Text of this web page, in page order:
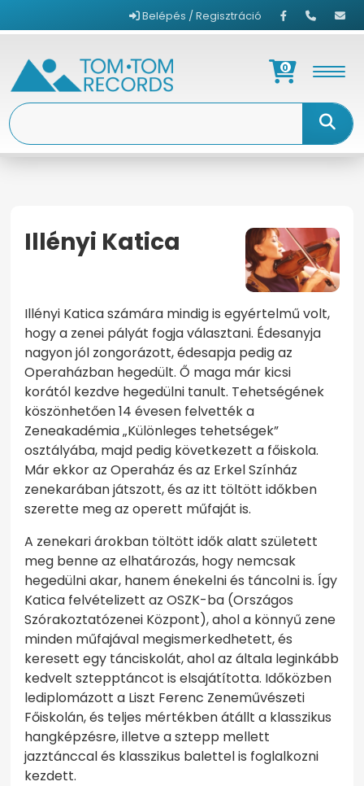
Belépés / Regisztráció
0
Illényi Katica
Illényi Katica számára mindig is egyértelmű volt,
hogy a zenei pályát fogja választani. Édesanyja
nagyon jól zongorázott, édesapja pedig az
Operaházban hegedült. Ő maga már kicsi
korától kezdve hegedülni tanult. Tehetségének
köszönhetően 14 évesen felvették a
Zeneakadémia „Különleges tehetségek”
osztályába, majd pedig következett a főiskola.
Már ekkor az Operaház és az Erkel Színház
zenekarában játszott, és az itt töltött időkben
szerette meg az operett műfaját is.
A zenekari árokban töltött idők alatt született
meg benne az elhatározás, hogy nemcsak
hegedülni akar, hanem énekelni és táncolni is. Így
Katica felvételizett az OSZK-ba (Országos
Szórakoztatózenei Központ), ahol a könnyű zene
minden műfajával megismerkedhetett, és
keresett egy tánciskolát, ahol az általa leginkább
kedvelt sztepptáncot is elsajátította. Időközben
lediplomázott a Liszt Ferenc Zeneművészeti
Főiskolán, és teljes mértékben átállt a klasszikus
hangképzésre, illetve a sztepp mellett
jazztánccal és klasszikus balettel is foglalkozni
kezdett.